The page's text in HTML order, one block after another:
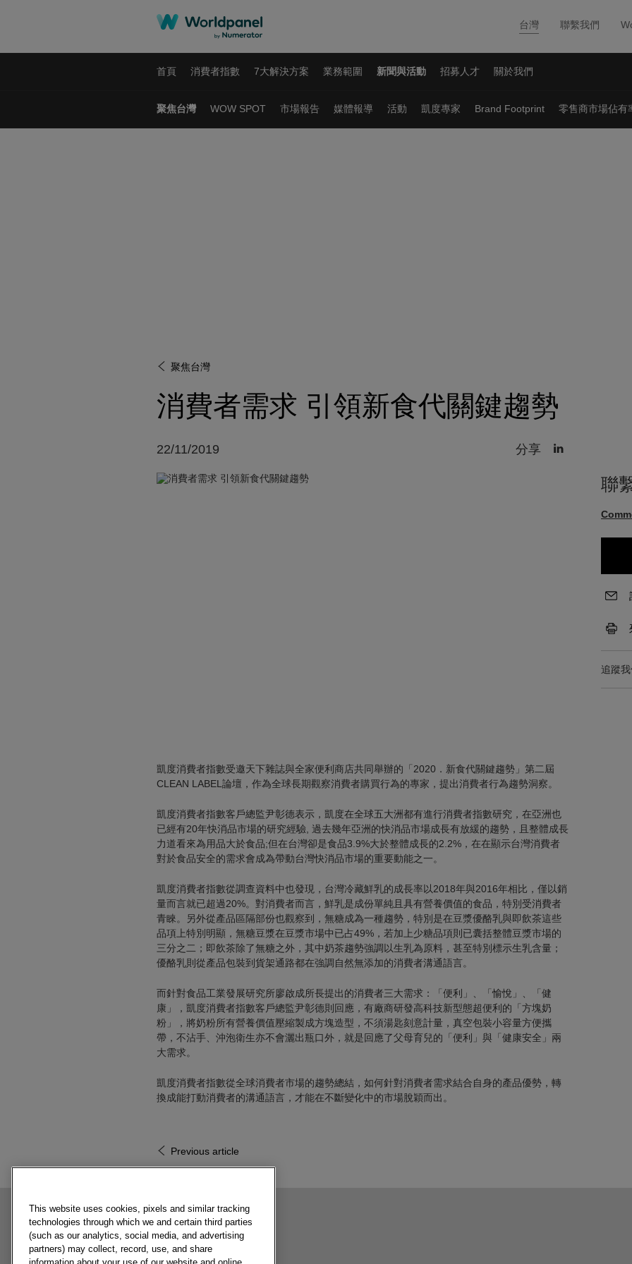
台灣 聯繫我們
首頁 消費者指數 7大解決方案 業務範圍 新聞與活動 招募人才 關於我們
聚焦台灣 WOW SPOT 市場報告 媒體報導 活動 凱度專家 Brand Footprint 零售商市場佔有
聚焦台灣
消費者需求 引領新食代關鍵趨勢
22/11/2019 分享
凱度消費者指數受邀天下雜誌與全家便利商店共同舉辦的「2020．新食代關鍵趨勢」第二屆
CLEAN LABEL論壇，作為全球長期觀察消費者購買行為的專家，提出消費者行為趨勢洞察。
凱度消費者指數客戶總監尹彰德表示，凱度在全球五大洲都有進行消費者指數研究，在亞洲也
已經有20年快消品市場的研究經驗, 過去幾年亞洲的快消品市場成長有放緩的趨勢，且整體成長
力道看來為用品大於食品;但在台灣卻是食品3.9%大於整體成長的2.2%，在在顯示台灣消費者
對於食品安全的需求會成為帶動台灣快消品市場的重要動能之一。
凱度消費者指數從調查資料中也發現，台灣冷藏鮮乳的成長率以2018年與2016年相比，僅以銷
量而言就已超過20%。對消費者而言，鮮乳是成份單純且具有營養價值的食品，特別受消費者
青睞。另外從產品區隔部份也觀察到，無糖成為一種趨勢，特別是在豆漿優酪乳與即飲茶這些
品項上特別明顯，無糖豆漿在豆漿市場中已占49%，若加上少糖品項則已囊括整體豆漿市場的
三分之二；即飲茶除了無糖之外，其中奶茶趨勢強調以生乳為原料，甚至特別標示生乳含量；
優酪乳則從產品包裝到貨架通路都在強調自然無添加的消費者溝通語言。
而針對食品工業發展研究所廖啟成所長提出的消費者三大需求：「便利」、「愉悅」、「健
康」，凱度消費者指數客戶總監尹彰德則回應，有廠商研發高科技新型態超便利的「方塊奶
粉」，將奶粉所有營養價值壓縮製成方塊造型，不須湯匙刻意計量，真空包裝小容量方便攜
帶，不沾手、沖泡衛生亦不會灑出瓶口外，就是回應了父母育兒的「便利」與「健康安全」兩
大需求。
凱度消費者指數從全球消費者市場的趨勢總結，如何針對消費者需求結合自身的產品優勢，轉
換成能打動消費者的溝通語言，才能在不斷變化中的市場脫穎而出。
聯
追蹤
Previous article
相關內容
This website uses cookies, pixels and similar tracking
technologies through which we and certain third parties
(such as our analytics, social media, and advertising
partners) may collect, record, use, and share